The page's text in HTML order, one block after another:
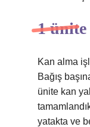
1
Kan alma
Bağış
ünite kan
yatakta ve